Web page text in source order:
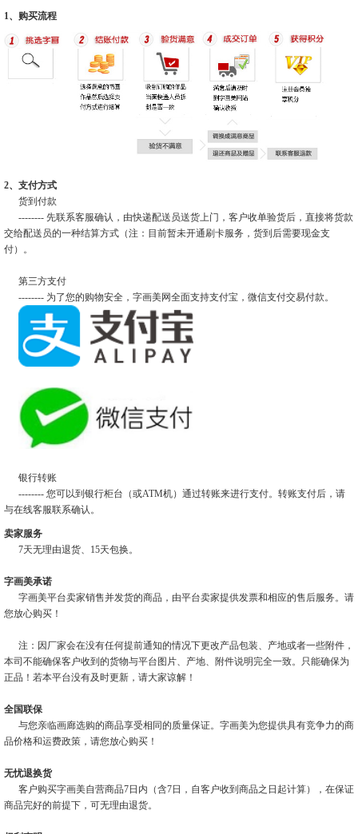
1、购买流程
2、支付方式
货到付款
-------- 先联系客服确认，由快递配送员送货上门，客户收单验货后，直接将货款
交给配送员的一种结算方式（注：目前暂未开通刷卡服务，货到后需要现金支
付）。
第三方支付
-------- 为了您的购物安全，字画美网全面支持支付宝，微信支付交易付款。
银行转账
-------- 您可以到银行柜台（或ATM机）通过转账来进行支付。转账支付后，请
与在线客服联系确认。
卖家服务
7天无理由退货、15天包换。
字画美承诺
字画美平台卖家销售并发货的商品，由平台卖家提供发票和相应的售后服务。请
您放心购买！
注：因厂家会在没有任何提前通知的情况下更改产品包装、产地或者一些附件，
本司不能确保客户收到的货物与平台图片、产地、附件说明完全一致。只能确保为
正品！若本平台没有及时更新，请大家谅解！
全国联保
与您亲临画廊选购的商品享受相同的质量保证。字画美为您提供具有竞争力的商
品价格和运费政策，请您放心购买！
无忧退换货
客户购买字画美自营商品7日内（含7日，自客户收到商品之日起计算），在保证
商品完好的前提下，可无理由退货。